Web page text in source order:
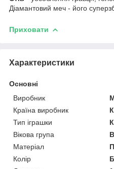
Діамантовий меч - його
Приховати
Характеристики
Основні
Виробник
Країна виробник
Тип іграшки
Вікова група
Матеріал
Колір